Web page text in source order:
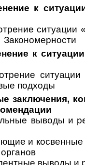
к
ситуации
За­ко­но­мер­нос­ти
к
под­ходы
заключения,
выводы и
и
выводы и